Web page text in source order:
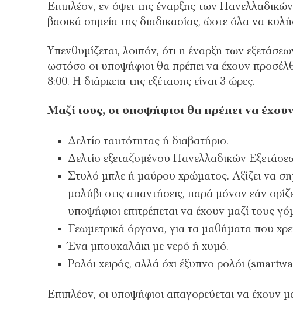
Επιπλέον, εν όψει της έναρξης των
βασικά σημεία της διαδικασίας, ώστε όλα να
Υπενθυμίζεται, λοιπόν, ότι η έναρξη των
ωστόσο οι υποψήφιοι θα πρέπει να έχουν
8:00. Η διάρκεια της εξέτασης είναι 3 ώρες.
Μαζί τους, οι υποψήφιοι θα πρέπει να
Δελτίο ταυτότητας ή διαβατήριο.
Δελτίο εξεταζομένου Πανελλαδικών
Στυλό μπλε ή μαύρου χρώματος. Αξίζει να
μολύβι στις απαντήσεις, παρά μόνον εάν
υποψήφιοι επιτρέπεται να έχουν μαζί τους
Γεωμετρικά όργανα, για τα μαθήματα που
Ένα μπουκαλάκι με νερό ή χυμό.
Ρολόι χειρός, αλλά όχι έξυπνο ρολόι
Επιπλέον, οι υποψήφιοι απαγορεύεται να έχουν